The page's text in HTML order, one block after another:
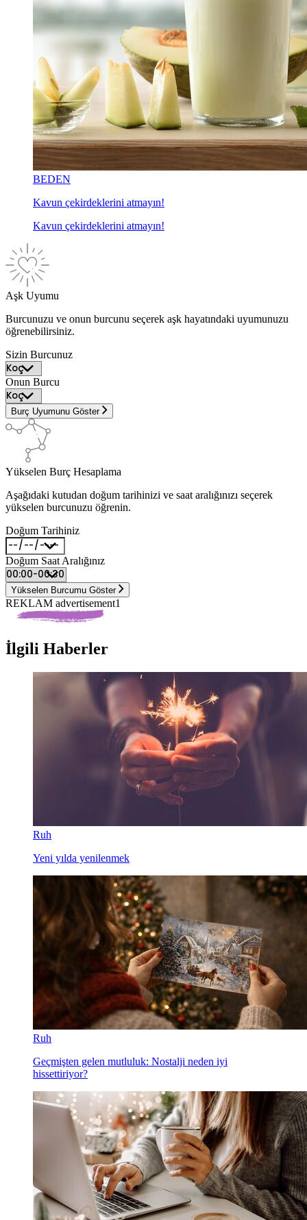
BEDEN
Kavun çekirdeklerini atmayın!
Kavun çekirdeklerini atmayın!
Aşk Uyumu
Burcunuzu ve onun burcunu seçerek aşk hayatındaki uyumunuzu
öğrenebilirsiniz.
Sizin Burcunuz
Onun Burcu
Burç Uyumunu Göster
Yükselen Burç Hesaplama
Aşağıdaki kutudan doğum tarihinizi ve saat aralığınızı seçerek
yükselen burcunuzu öğrenin.
Doğum Tarihiniz
Doğum Saat Aralığınız
Yükselen Burcumu Göster
REKLAM advertisement1
İlgili Haberler
Ruh
Yeni yılda yenilenmek
Ruh
Geçmişten gelen mutluluk: Nostalji neden iyi
hissettiriyor?